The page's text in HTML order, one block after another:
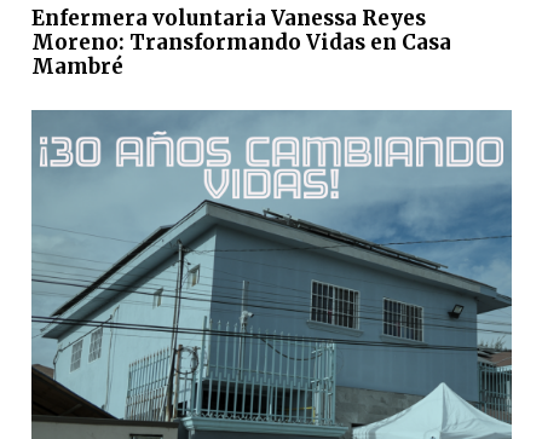
Enfermera voluntaria Vanessa Reyes
Moreno: Transformando Vidas en Casa
Mambré